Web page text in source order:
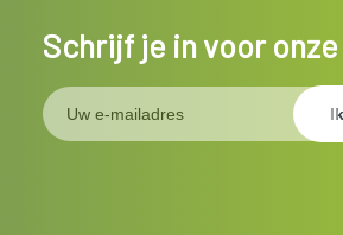
Schrijf je in voor